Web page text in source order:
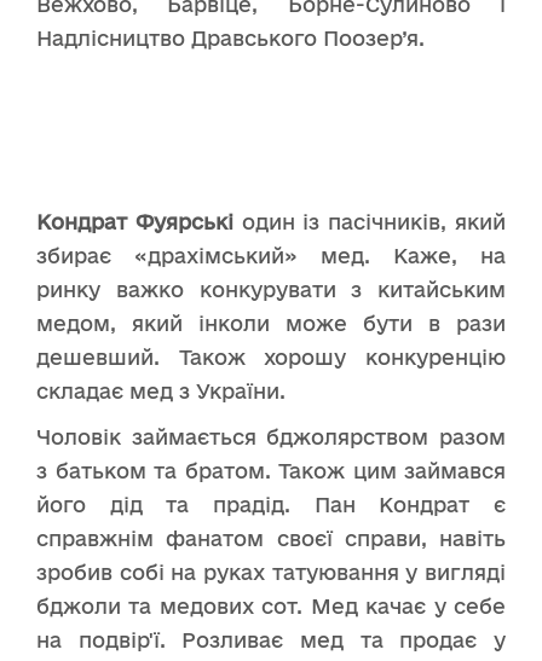
Надлісництво Дравського Поозер’я.
Кондрат Фуярські один із пасічників, який
збирає «драхімський» мед. Каже, на
ринку важко конкурувати з китайським
медом, який інколи може бути в рази
дешевший. Також хорошу конкуренцію
складає мед з України.
Чоловік займається бджолярством разом
з батьком та братом. Також цим займався
його дід та прадід. Пан Кондрат є
справжнім фанатом своєї справи, навіть
зробив собі на руках татуювання у вигляді
бджоли та медових сот. Мед качає у себе
на подвір'ї. Розливає мед та продає у